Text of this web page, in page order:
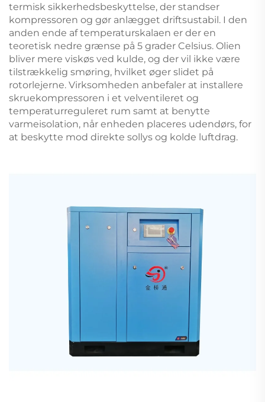
termisk sikkerhedsbeskyttelse, der standser
kompressoren og gør anlægget driftsustabil. I den
anden ende af temperaturskalaen er der en
teoretisk nedre grænse på 5 grader Celsius. Olien
bliver mere viskøs ved kulde, og der vil ikke være
tilstrækkelig smøring, hvilket øger slidet på
rotorlejerne. Virksomheden anbefaler at installere
skruekompressoren i et velventileret og
temperaturreguleret rum samt at benytte
varmeisolation, når enheden placeres udendørs, for
at beskytte mod direkte sollys og kolde luftdrag.